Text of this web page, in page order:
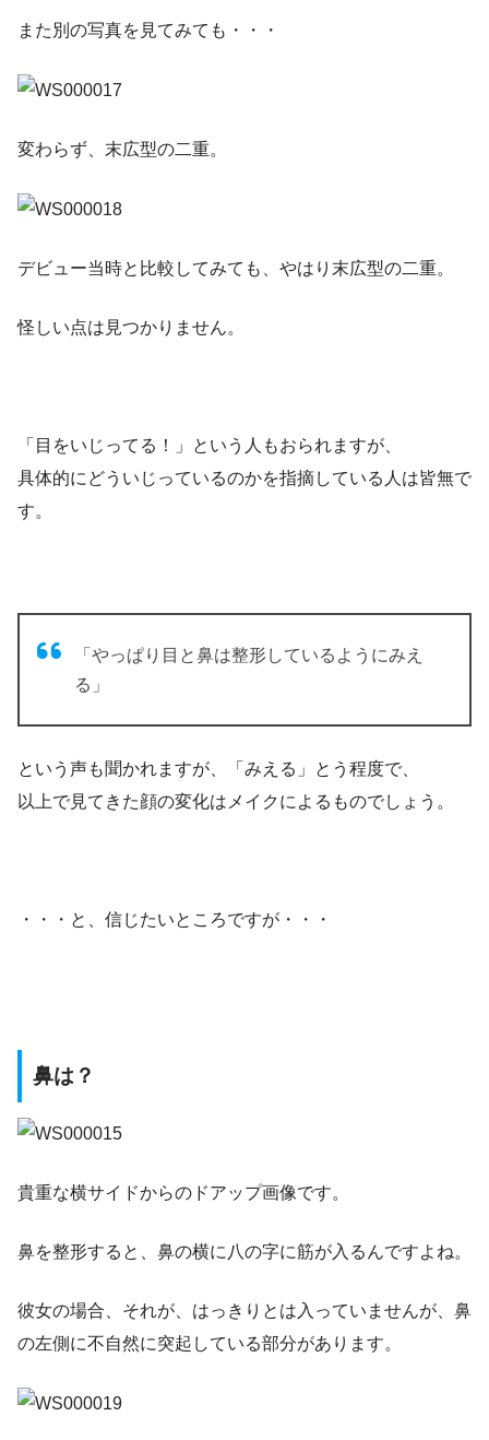
また別の写真を見てみても・・・
変わらず、末広型の二重。
デビュー当時と比較してみても、やはり末広型の二重。
怪しい点は見つかりません。
「目をいじってる！」という人もおられますが、
具体的にどういじっているのかを指摘している人は皆無で
す。
「やっぱり目と鼻は整形しているようにみえ
る」
という声も聞かれますが、「みえる」とう程度で、
以上で見てきた顔の変化はメイクによるものでしょう。
・・・と、信じたいところですが・・・
鼻は？
貴重な横サイドからのドアップ画像です。
鼻を整形すると、鼻の横に八の字に筋が入るんですよね。
彼女の場合、それが、はっきりとは入っていませんが、鼻
の左側に不自然に突起している部分があります。